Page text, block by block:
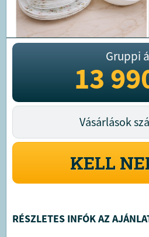
Gruppi
13
Vásárlások
KELL
RÉSZLETES INFÓK AZ